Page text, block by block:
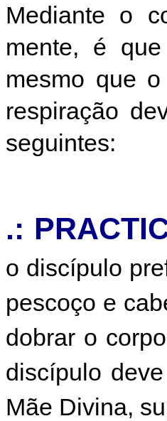
Mediante o
mente, é
mesmo que
respiração
seguintes:
.:
o discípulo
pescoço e
dobrar o
discípulo
Mãe Divina,